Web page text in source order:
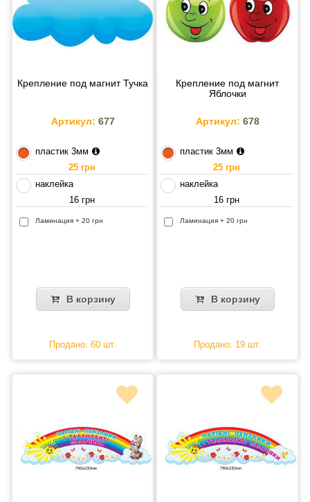
Крепление под магнит Тучка
Артикул: 677
пластик 3мм
25 грн
наклейка
16 грн
Ламинация + 20 грн
В корзину
Продано: 60 шт.
Крепление под магнит
Яблочки
Артикул: 678
пластик 3мм
25 грн
наклейка
16 грн
Ламинация + 20 грн
В корзину
Продано: 19 шт.